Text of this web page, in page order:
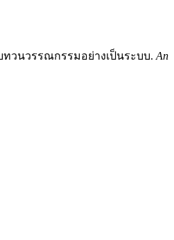
วนวรรณกรรมอย่างเป็นระบบ. An